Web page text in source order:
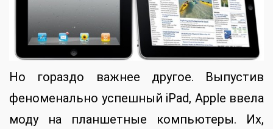
Но гораздо важнее другое. Выпустив
феноменально успешный iPad, Apple ввела
моду на планшетные компьютеры. Их,